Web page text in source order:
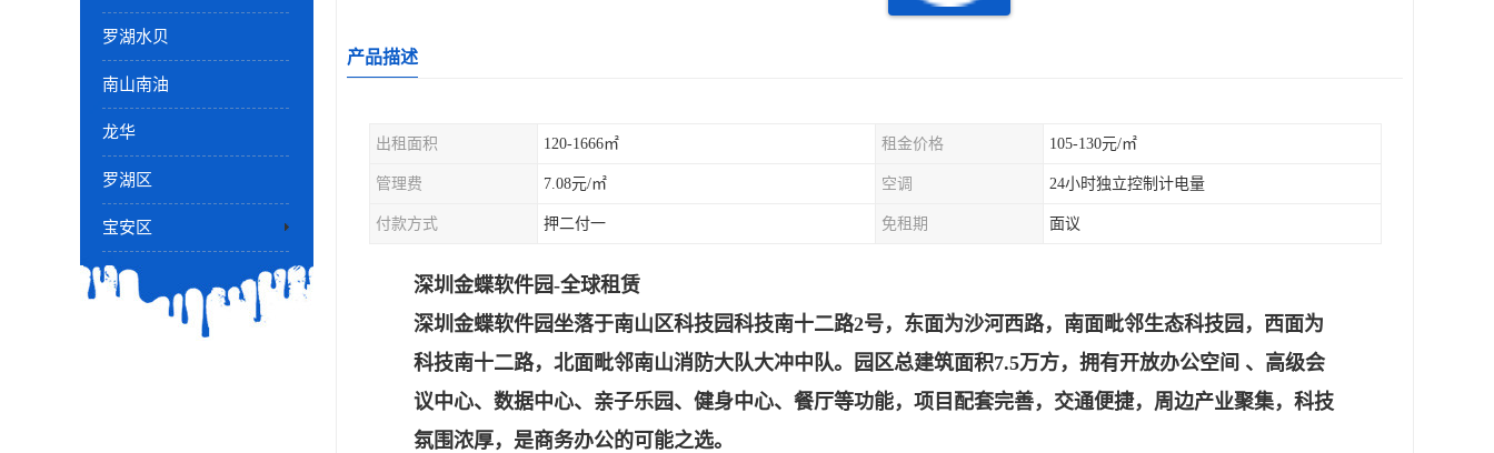
罗湖水贝
南山南油
龙华
罗湖区
宝安区
产品描述
出租面积 120-1666㎡ 租金价格 105-130元/㎡
管理费 7.08元/㎡ 空调 24小时独立控制计电量
付款方式 押二付一 免租期 面议
深圳金蝶软件园-全球租赁
深圳金蝶软件园坐落于南山区科技园科技南十二路2号，东面为沙河西路，南面毗邻生态科技园，西面为
科技南十二路，北面毗邻南山消防大队大冲中队。园区总建筑面积7.5万方，拥有开放办公空间 、高级会
议中心、数据中心、亲子乐园、健身中心、餐厅等功能，项目 配套完善，交通便捷，周边产业聚集，科技
氛围浓厚，是商务办公的可能之选。